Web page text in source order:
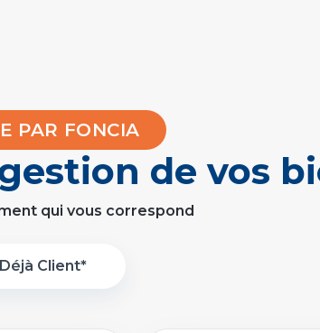
PAR FONCIA
de vos
qui vous correspond
Déjà Client*